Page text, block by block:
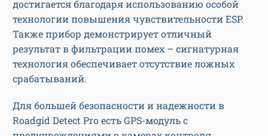
достигается благодаря использованию особой
технологии повышения чувствительности ESP.
Также прибор демонстрирует отличный
результат в фильтрации помех – сигнатурная
технология обеспечивает отсутствие ложных
срабатываний.
Для большей безопасности и надежности в
Roadgid Detect Pro есть GPS-модуль с